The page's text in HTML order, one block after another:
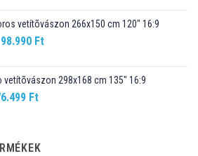
Ft.89.990 Ft.
vetítõvászon 266x150 cm 120" 16:9
Original
109.990 Ft.
98.990 FtCurrent
98.990 Ft.
vetítõvászon 298x168 cm 135" 16:9
Ft.
FtCurrent
76.499 Ft.